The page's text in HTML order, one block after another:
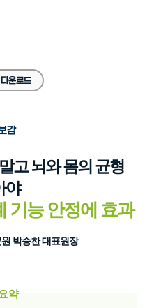
운로드
감
고 뇌와 몸의 균형
야
기능 안정에 효과
박승찬 대표원장
약